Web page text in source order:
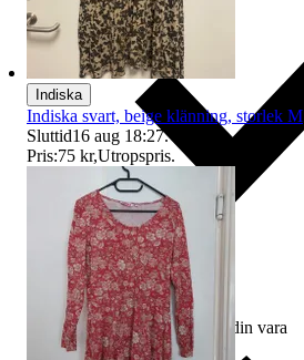
Ersättning om du inte får din vara
Indiska
Indiska svart, beige klänning, storlek M
Sluttid16 aug 18:27.
Pris:75 kr,Utropspris.